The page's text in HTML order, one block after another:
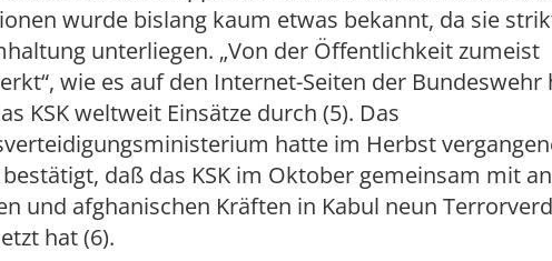
wurde bislang kaum etwas bekannt, da sie
unterliegen. „Von der Öffentlichkeit zumeist
wie es auf den Internet-Seiten der Bundeswehr
KSK weltweit Einsätze durch (5). Das
hatte im Herbst
daß das KSK im Oktober gemeinsam mit
und afghanischen Kräften in Kabul neun
hat (6).